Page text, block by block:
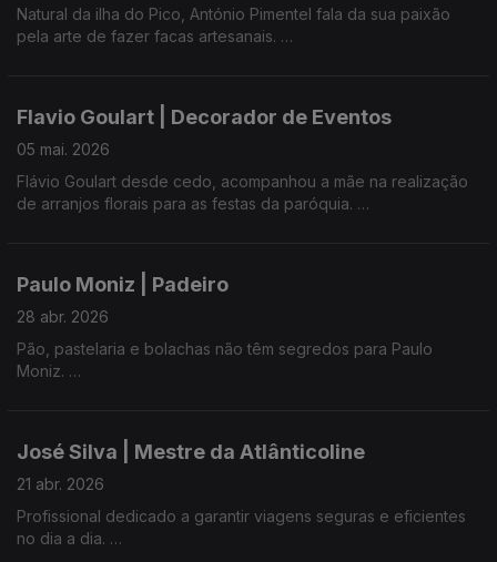
Natural da ilha do Pico, António Pimentel fala da sua paixão
pela arte de fazer facas artesanais.
que faz toda a diferença.
Flavio Goulart | Decorador de Eventos
05 mai. 2026
Flávio Goulart desde cedo, acompanhou a mãe na realização
de arranjos florais para as festas da paróquia.
variados eventos.
Paulo Moniz | Padeiro
28 abr. 2026
Pão, pastelaria e bolachas não têm segredos para Paulo
Moniz.
José Silva | Mestre da Atlânticoline
21 abr. 2026
Profissional dedicado a garantir viagens seguras e eficientes
no dia a dia.